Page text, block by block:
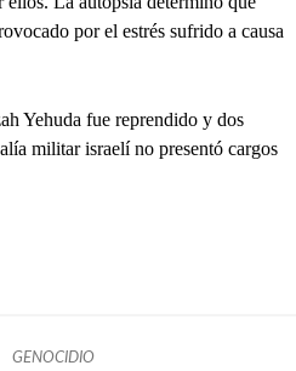
por el estrés sufrido a causa
Yehuda fue reprendido y dos
militar israelí no presentó cargos
GENOCIDIO